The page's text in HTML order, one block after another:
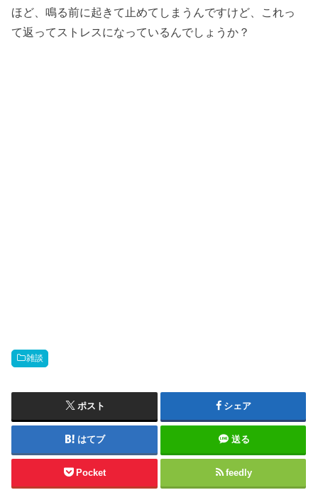
ほど、鳴る前に起きて止めてしまうんですけど、これっ
て返ってストレスになっているんでしょうか？
雑談
ポスト シェア
はてブ 送る
Pocket feedly